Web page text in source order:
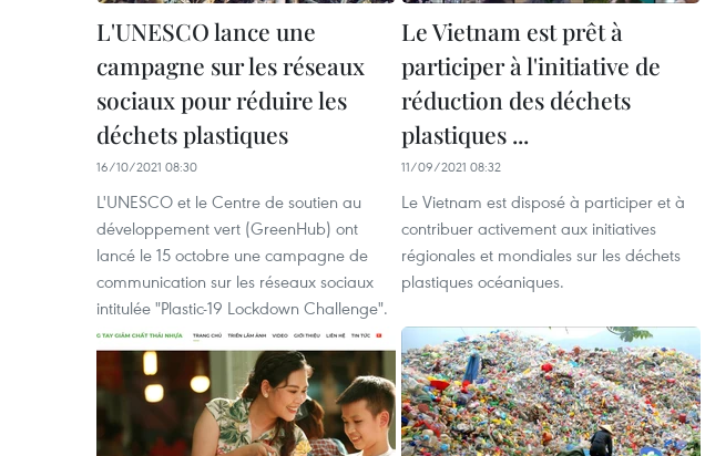
L'UNESCO lance une
campagne sur les réseaux
sociaux pour réduire les
déchets plastiques
16/10/2021 08:30
L'UNESCO et le Centre de soutien au
développement vert (GreenHub) ont
lancé le 15 octobre une campagne de
communication sur les réseaux sociaux
intitulée "Plastic-19 Lockdown Challenge".
Le Vietnam est prêt à
participer à l'initiative de
réduction des déchets
plastiques ...
11/09/2021 08:32
Le Vietnam est disposé à participer et à
contribuer activement aux initiatives
régionales et mondiales sur les déchets
plastiques océaniques.